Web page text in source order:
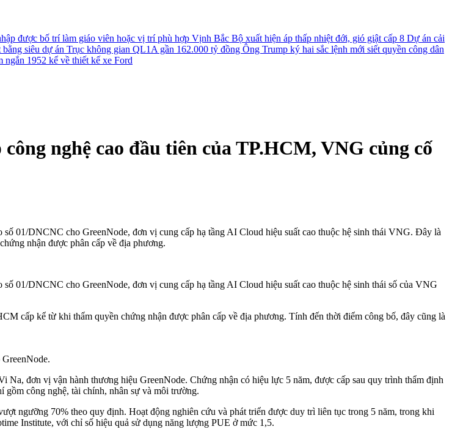
được bố trí làm giáo viên hoặc vị trí phù hợp Vịnh Bắc Bộ xuất hiện áp thấp nhiệt đới, gió giật cấp 8 Dự án cải
siêu dự án Trục không gian QL1A gần 162.000 tỷ đồng Ông Trump ký hai sắc lệnh mới siết quyền công dân
ngắn 1952 kể về thiết kế xe Ford
nghệ cao đầu tiên của TP.HCM, VNG củng cố
01/DNCNC cho GreenNode, đơn vị cung cấp hạ tầng AI Cloud hiệu suất cao thuộc hệ sinh thái VNG. Đây là
nhận được phân cấp về địa phương.
01/DNCNC cho GreenNode, đơn vị cung cấp hạ tầng AI Cloud hiệu suất cao thuộc hệ sinh thái số của VNG
cấp kể từ khi thẩm quyền chứng nhận được phân cấp về địa phương. Tính đến thời điểm công bố, đây cũng là
đơn vị vận hành thương hiệu GreenNode. Chứng nhận có hiệu lực 5 năm, được cấp sau quy trình thẩm định
công nghệ, tài chính, nhân sự và môi trường.
ngưỡng 70% theo quy định. Hoạt động nghiên cứu và phát triển được duy trì liên tục trong 5 năm, trong khi
Institute, với chỉ số hiệu quả sử dụng năng lượng PUE ở mức 1,5.